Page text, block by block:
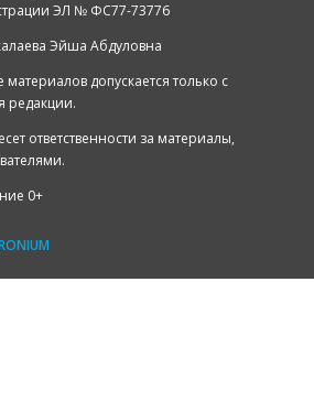
ЭЛ № ФС77-73776
Эйша Абдуловна
допускается только с
редакции.
ответственности за материалы,
0+